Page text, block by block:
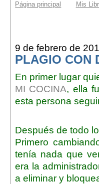
Página principal Mis
9 de febrero de
PLAGIO CON
En primer lugar
MI COCINA, ella
esta persona
Después de todo
Primero
tenía nada que
era la
a eliminar y